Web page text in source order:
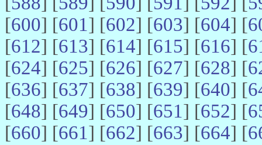
[600] [601] [602] [603] [604] [
[612] [613] [614] [615] [616] [
[624] [625] [626] [627] [628] [
[636] [637] [638] [639] [640] [
[648] [649] [650] [651] [652] [
[660] [661] [662] [663] [664] [